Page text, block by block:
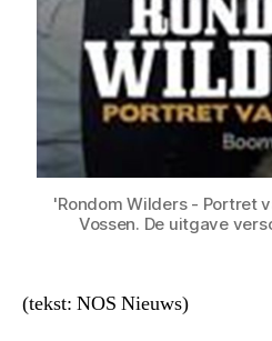
'Rondom Wilders - Portret
Vossen. De uitgave
(tekst: NOS Nieuws)